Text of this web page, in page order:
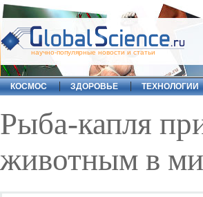
научно-популярные новости и статьи
КОСМОС ЗДОРОВЬЕ ТЕХНОЛОГИИ
Рыба-капля
животным в